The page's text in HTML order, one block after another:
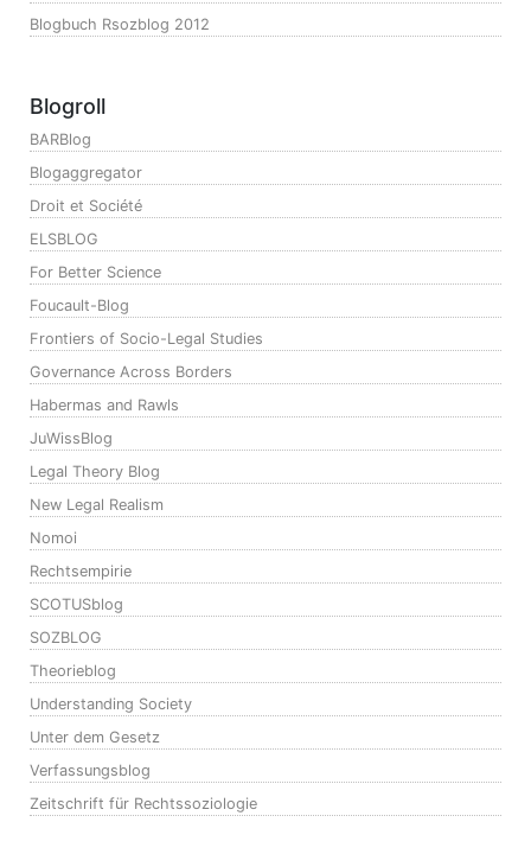
Blogbuch Rsozblog 2012
Blogroll
BARBlog
Blogaggregator
Droit et Société
ELSBLOG
For Better Science
Foucault-Blog
Frontiers of Socio-Legal Studies
Governance Across Borders
Habermas and Rawls
JuWissBlog
Legal Theory Blog
New Legal Realism
Nomoi
Rechtsempirie
SCOTUSblog
SOZBLOG
Theorieblog
Understanding Society
Unter dem Gesetz
Verfassungsblog
Zeitschrift für Rechtssoziologie